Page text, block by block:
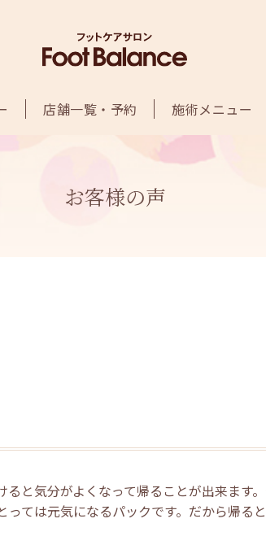
店舗一覧・予約 施術メニュー
お客様の声
と気分がよくなって帰ることが出来ます
ては元気になるパックです。だから帰る